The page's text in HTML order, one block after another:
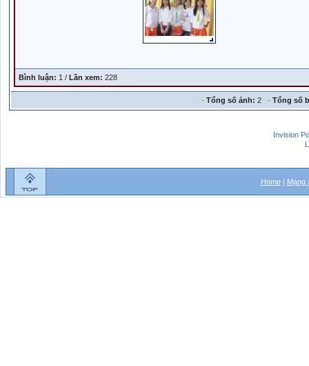
Bình luận: 1 / Lần xem: 228
· Tổng số ảnh: 2 · Tổng số
Invision
Home| Mạng